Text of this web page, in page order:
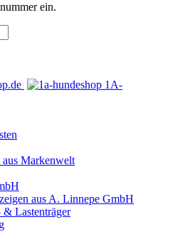
ein.
1A-
aus Markenwelt
aus A. Linnepe GmbH
& Lastenträger